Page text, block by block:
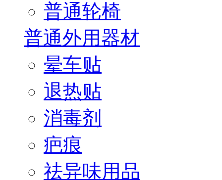
普通轮椅
普通外用器材
晕车贴
退热贴
消毒剂
疤痕
祛异味用品